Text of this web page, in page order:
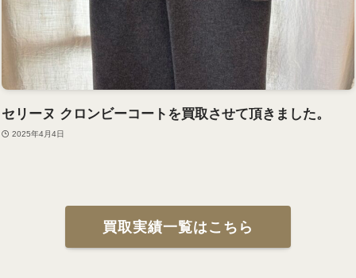
セリーヌ クロンビーコートを買取させて頂きました。
2025年4月4日
買取実績一覧はこちら